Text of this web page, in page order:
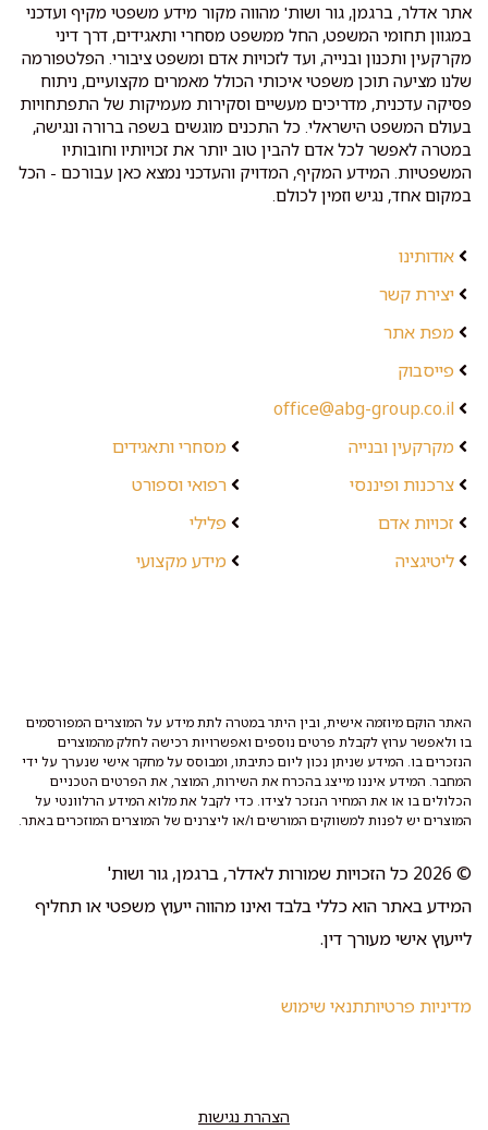
אתר אדלר, ברגמן, גור ושות' מהווה מקור מידע משפטי מקיף ועדכני
במגוון תחומי המשפט, החל ממשפט מסחרי ותאגידים, דרך דיני
מקרקעין ותכנון ובנייה, ועד לזכויות אדם ומשפט ציבורי. הפלטפורמה
שלנו מציעה תוכן משפטי איכותי הכולל מאמרים מקצועיים, ניתוח
פסיקה עדכנית, מדריכים מעשיים וסקירות מעמיקות של התפתחויות
בעולם המשפט הישראלי. כל התכנים מוגשים בשפה ברורה ונגישה,
במטרה לאפשר לכל אדם להבין טוב יותר את זכויותיו וחובותיו
המשפטיות. המידע המקיף, המדויק והעדכני נמצא כאן עבורכם - הכל
במקום אחד, נגיש וזמין לכולם.
אודותינו
יצירת קשר
מפת אתר
פייסבוק
office@abg-group.co.il
מקרקעין ובנייה
צרכנות ופיננסי
זכויות אדם
ליטיגציה
מסחרי ותאגידים
רפואי וספורט
פלילי
מידע מקצועי
האתר הוקם מיוזמה אישית, ובין היתר במטרה לתת מידע על המוצרים המפורסמים
בו ולאפשר ערוץ לקבלת פרטים נוספים ואפשרויות רכישה לחלק מהמוצרים
הנזכרים בו. המידע שניתן נכון ליום כתיבתו, ומבוסס על מחקר אישי שנערך על ידי
המחבר. המידע איננו מייצג בהכרח את השירות, המוצר, את הפרטים הטכניים
הכלולים בו או את המחיר הנזכר לצידו. כדי לקבל את מלוא המידע הרלוונטי על
המוצרים יש לפנות למשווקים המורשים ו/או ליצרנים של המוצרים המוזכרים באתר.
© 2026 כל הזכויות שמורות לאדלר, ברגמן, גור ושות'
המידע באתר הוא כללי בלבד ואינו מהווה ייעוץ משפטי או תחליף
לייעוץ אישי מעורך דין.
מדיניות פרטיותתנאי שימוש
הצהרת נגישות